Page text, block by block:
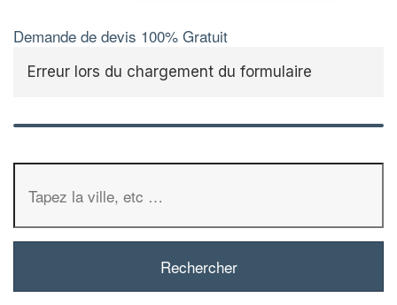
Demande de devis 100% Gratuit
Erreur lors du chargement du formulaire